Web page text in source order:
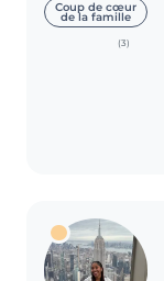
Coup de cœur
de la famille
(3)